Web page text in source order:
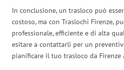
In conclusione, un trasloco può
costoso, ma con Traslochi Firenze,
professionale, efficiente e di alta
esitare a contattarli per un
pianificare il tuo trasloco da Firenze